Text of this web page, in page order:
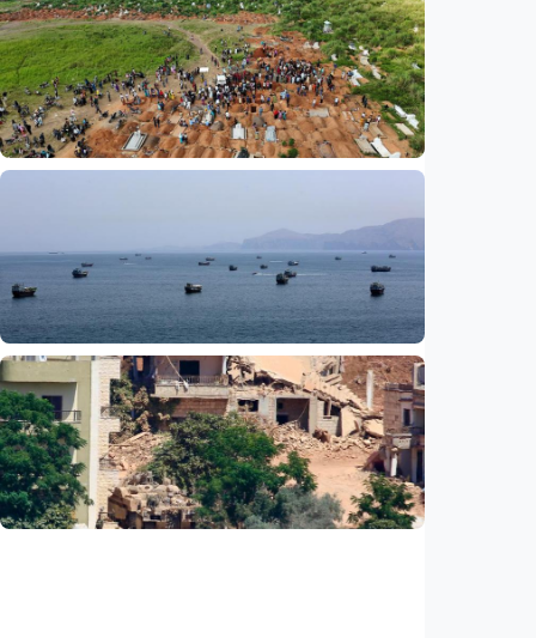
Internasional
Satu nyawa melayang, virus West Nile
kembali mengintai Israel
Indonesia•07 Aug 2026
UNICEF: Wabah Ebola tewaskan 330 anak di
RD Kongo, balita jadi korban terbanyak
07 Aug 2026
Internasional
Media Saudi: Iran dan Oman capai
kesepahaman awal untuk buka kembali Selat
Hormuz
Indonesia•07 Aug 2026